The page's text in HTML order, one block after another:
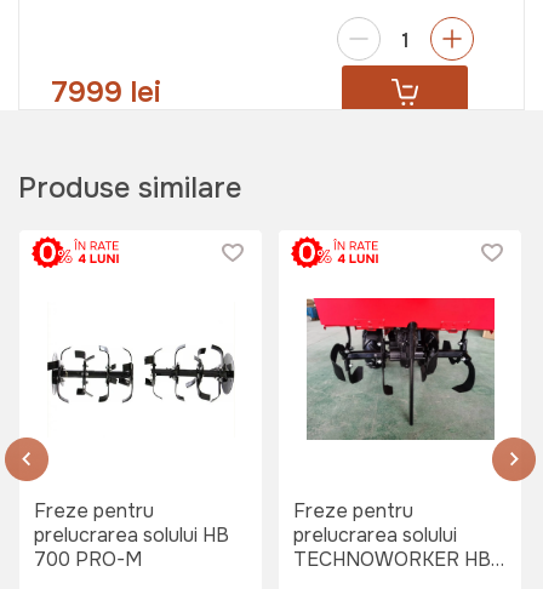
7999 lei
Produse similare
Freze pentru
prelucrarea solului HB
700 PRO-M
Freze pentru
prelucrarea solului
TECHNOWORKER HB